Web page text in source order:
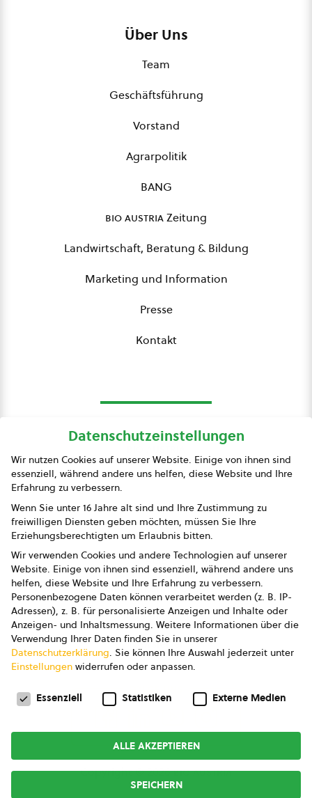
Über Uns
Team
Geschäftsführung
Vorstand
Agrarpolitik
BANG
bio austriaZeitung
Landwirtschaft, Beratung & Bildung
Marketing und Information
Presse
Kontakt
Presse
Impressum
Datenschutz
AGB
AGB Marketing GmbH
AGB Bildung
Newsletter
Copyright © 2026bio austria
Datenschutzeinstellungen
Wir nutzen Cookies auf unserer Website. Einige von ihnen sind
essenziell, während andere uns helfen, diese Website und Ihre
Erfahrung zu verbessern.
Wenn Sie unter 16 Jahre alt sind und Ihre Zustimmung zu
freiwilligen Diensten geben möchten, müssen Sie Ihre
Erziehungsberechtigten um Erlaubnis bitten.
Wir verwenden Cookies und andere Technologien auf unserer
Website. Einige von ihnen sind essenziell, während andere uns
helfen, diese Website und Ihre Erfahrung zu verbessern.
Personenbezogene Daten können verarbeitet werden (z. B. IP-
Adressen), z. B. für personalisierte Anzeigen und Inhalte oder
Anzeigen- und Inhaltsmessung. Weitere Informationen über die
Verwendung Ihrer Daten finden Sie in unserer
Datenschutzerklärung. Sie können Ihre Auswahl jederzeit unter
Einstellungen widerrufen oder anpassen.
Datenschutzeinstellungen
Essenziell Statistiken Externe Medien
ALLE AKZEPTIEREN
SPEICHERN